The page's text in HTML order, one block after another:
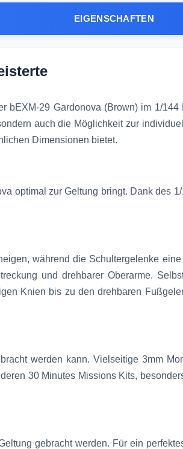
EIGENSCHAFTEN
bEXM-29 Gardonova (Brown) im 1/
auch die Möglichkeit zur
Dimensionen bietet.
optimal zur Geltung bringt. Dank des
während die Schultergelenke
und drehbarer Oberarme.
Knien bis zu den drehbaren
werden kann. Vielseitige 3mm
30 Minutes Missions Kits,
gebracht werden. Für ein